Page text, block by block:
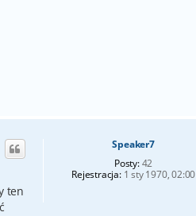
Speaker7
Posty:42
Rejestracja:1 sty 1970, 02:00
ten